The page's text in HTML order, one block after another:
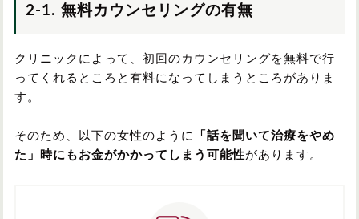
2-1. 無料カウンセリングの有無
クリニックによって、初回のカウンセリングを無料で行
ってくれるところと有料になってしまうところがありま
す。
そのため、以下の女性のように
「話を聞いて治療をやめ
た」時にもお金がかかってしまう可能性があります。